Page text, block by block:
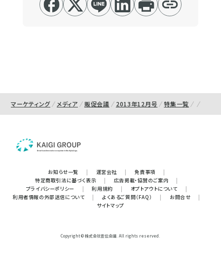
マーケティング メディア 販促会議 2013年12月号 特集一覧
お知らせ一覧 | 運営会社 | 免責事項
|
特定商取引法に基づく表示
| 広告掲載・協賛のご案内
|
プライバシーポリシー
| 利用規約 | オプトアウトについて
|
利用者情報の外部送信について
| よくあるご質問（FAQ） | お問合せ
|
サイトマップ
Copyright © 株式会社宣伝会議. All rights reserved.